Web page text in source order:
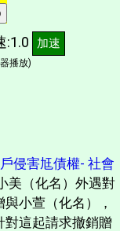
:1.0 加速
播放)
侵害尪債權- 社會
美（化名）外遇對
小萱（化名），
對這起請求撤銷贈